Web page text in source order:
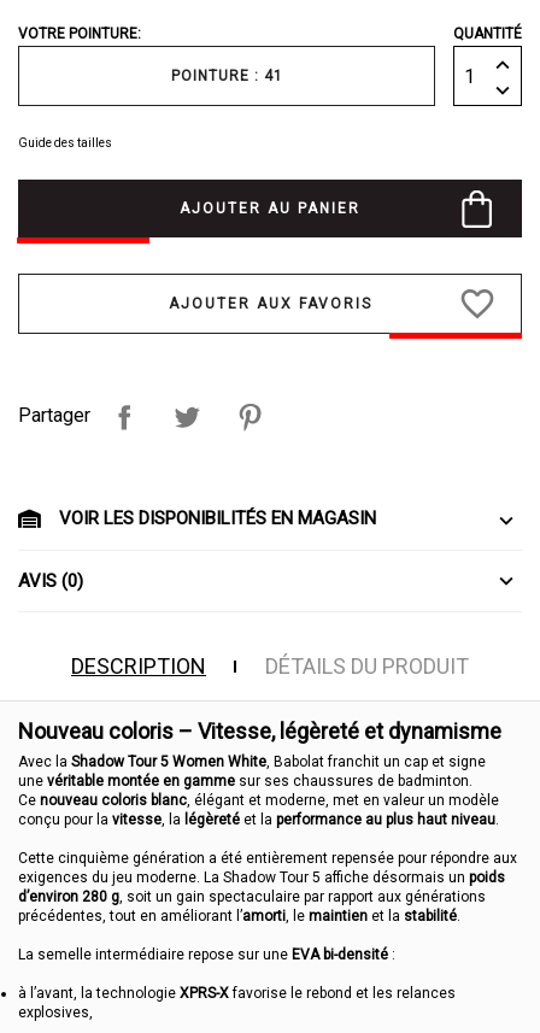
VOTRE POINTURE:
POINTURE : 41
QUANTITÉ
Guide des tailles
AJOUTER AU PANIER
favorite_border
Partager
VOIR LES DISPONIBILITÉS EN MAGASIN
AVIS (0)
DESCRIPTION DÉTAILS DU PRODUIT
Nouveau coloris – Vitesse, légèreté et dynamisme
Avec la Shadow Tour 5 Women White, Babolat franchit un cap et signe
une véritable montée en gamme sur ses chaussures de badminton.
Ce nouveau coloris blanc, élégant et moderne, met en valeur un modèle
conçu pour la vitesse, la légèreté et la performance au plus haut niveau.
Cette cinquième génération a été entièrement repensée pour répondre aux
exigences du jeu moderne. La Shadow Tour 5 affiche désormais un poids
d’environ 280 g, soit un gain spectaculaire par rapport aux générations
précédentes, tout en améliorant l’amorti, le maintien et la stabilité.
La semelle intermédiaire repose sur une EVA bi-densité :
à l’avant, la technologie XPRS-Xfavorise le rebond et les relances
explosives,